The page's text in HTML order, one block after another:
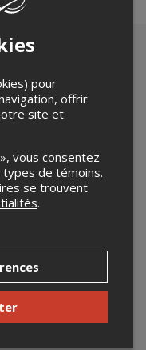
pour
offrir
site et
vous consentez
types de témoins.
se trouvent
.